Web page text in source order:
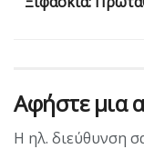
Αφήστε μια
Η ηλ. διεύθυνση